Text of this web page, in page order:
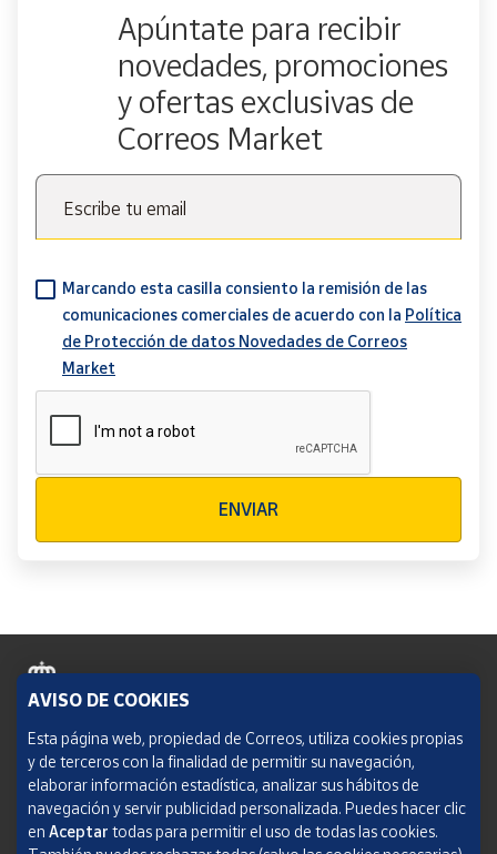
Apúntate para recibir
novedades, promociones
y ofertas exclusivas de
Correos Market
Escribe tu email
Marcando esta casilla consiento la remisión de las
comunicaciones comerciales de acuerdo con la Política
de Protección de datos Novedades de Correos
Market
ENVIAR
Política de cookies
Aviso legal
Condiciones del servicio
AVISO DE COOKIES
Esta página web, propiedad de Correos, utiliza cookies propias
y de terceros con la finalidad de permitir su navegación,
elaborar información estadística, analizar sus hábitos de
navegación y servir publicidad personalizada. Puedes hacer clic
en Aceptar todas para permitir el uso de todas las cookies.